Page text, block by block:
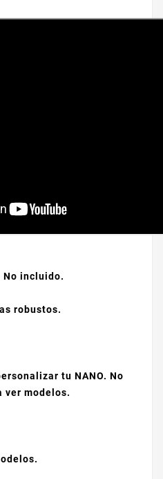
incluido.
robustos.
tu NANO. No
ver modelos.